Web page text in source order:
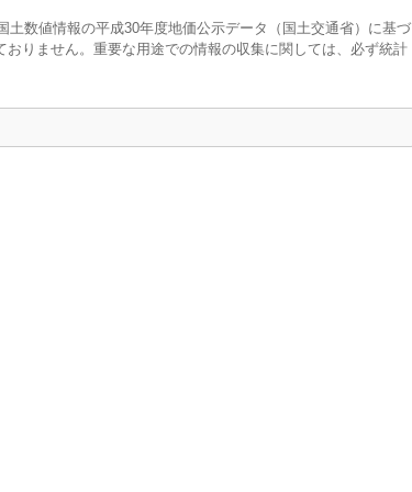
数値情報の平成30年度地価公示データ（国土交通省）に基づ
りません。重要な用途での情報の収集に関しては、必ず統計